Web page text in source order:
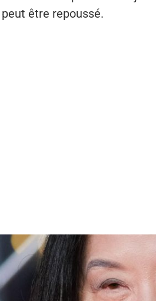
être repoussé.